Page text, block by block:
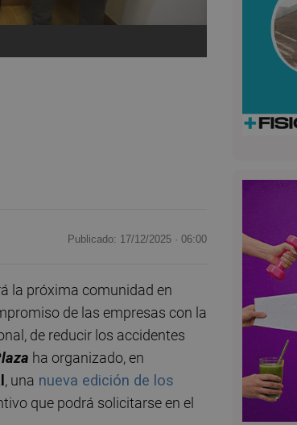
Publicado: 17/12/2025 · 06:00
la próxima comunidad en
de las empresas con la
de reducir los accidentes
ha organizado, en
, una nueva edición de los
que podrá solicitarse en el